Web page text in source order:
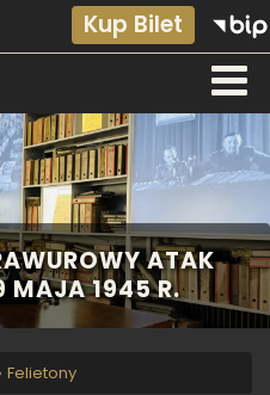
Kup Bilet
ATAK
MAJA 1945 R.
› Felietony